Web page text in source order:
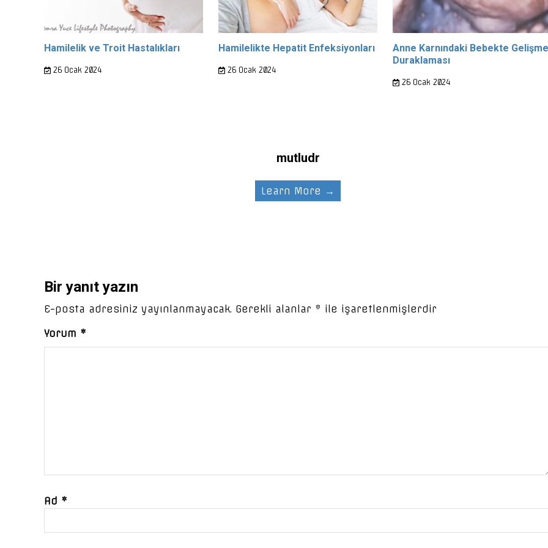
Hamilelik ve Troit Hastalıkları
26 Ocak 2024
Hamilelikte Hepatit Enfeksiyonları
26 Ocak 2024
Anne Karnındaki Bebekte Gelişme
Duraklaması
26 Ocak 2024
mutludr
Learn More →
Bir yanıt yazın
E-posta adresiniz yayınlanmayacak. Gerekli alanlar * ile işaretlenmişlerdir
Yorum *
Ad *